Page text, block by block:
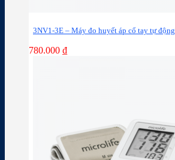
3NV1-3E – Máy đo huyết áp cổ tay tự động
780.000 ₫